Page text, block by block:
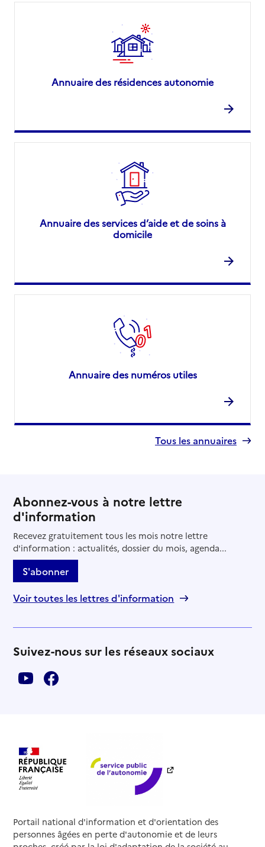
Annuaire des résidences autonomie
Annuaire des services d’aide et de soins à
domicile
Annuaire des numéros utiles
Tous les annuaires
Abonnez-vous à notre lettre
d'information
Recevez gratuitement tous les mois notre lettre
d'information : actualités, dossier du mois, agenda...
S'abonner
Voir toutes les lettres d'information
Suivez-nous sur les réseaux sociaux
Portail national d'information et d'orientation des
personnes âgées en perte d'autonomie et de leurs